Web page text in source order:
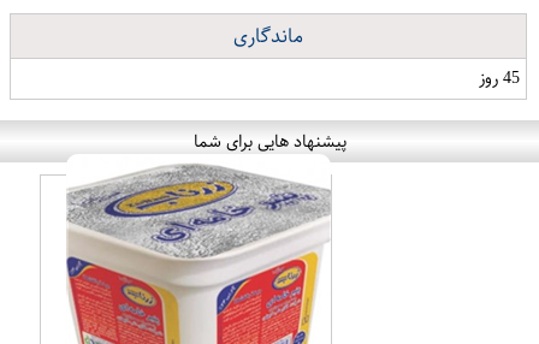
ماندگاری
45 روز
پیشنهاد هایی برای شما